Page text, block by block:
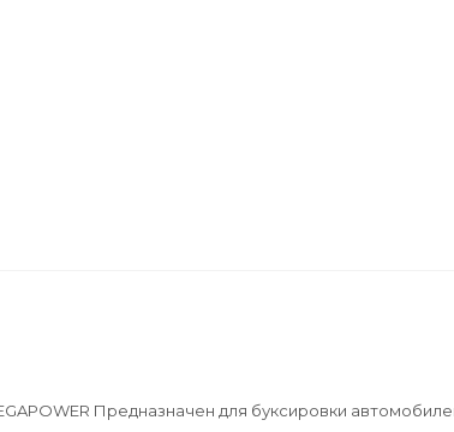
Предназначен для буксировки